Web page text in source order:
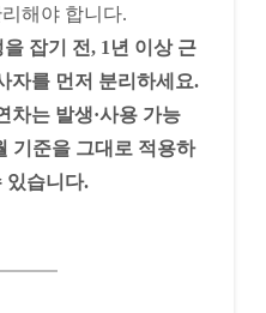
해야 합니다.
잡기 전, 1년 이상 근
자를 먼저 분리하세요.
차는 발생·사용 가능
기준을 그대로 적용하
있습니다.